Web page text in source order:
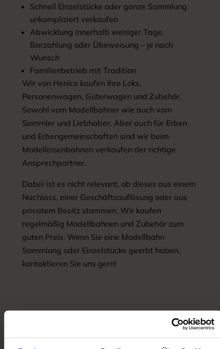
Schnell Einzelstücke oder ganze Sammlung
unkompliziert verkaufen
Abwicklung innerhalb weniger Tage.
Barzahlung oder Übeweisung – je nach
Wunsch
Familienbetrieb mit Tradition
Wir von Henico kaufen Ihre Loks,
Personenwagen, Güterwagen und Zubehör.
Sowohl vom Modellbahner wie auch vom
Sammler und Liebhaber. Aber auch für Erben
und Erbengemeinschaften sind wir beim
Modelleisenbahnen verkaufen der richtige
Ansprechpartner.
Dabei ist es nicht relevant, ob dieses aus einem
Nachlass, einer Geschäftsauflösung oder aus
privatem Besitz stammen. Wir kaufen
regelmäßig Modellbahnen und Zubehör zum
guten Preis. Wenn Sie eine Modellbahn
Sammlung oder Einzelstücke geerbt haben,
kontaktieren Sie uns gern!